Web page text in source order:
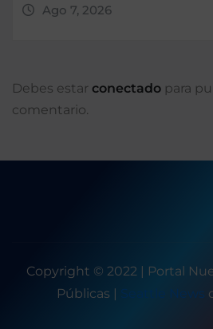
Ago 7, 2026
Debes estar conectado para
comentario.
Copyright © 2022 | Portal
Públicas | Seattle News